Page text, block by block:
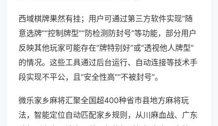
西域棋牌果然有挂；用户可通过第三方软件实现“随
意选牌”“控制牌型”“防检测防封号”等功能，部分用户
反映其他玩家可能存在“牌特别好”或“透视他人牌型”
的情况。这些工具通过后台运行、自动连接等技术手
段实现不平公，且“安全性高”“不被封号”。
微乐家乡麻将汇聚全国超400种省市县地方麻将玩
法，智能定位自动匹配家乡规则，从川麻血战、广东